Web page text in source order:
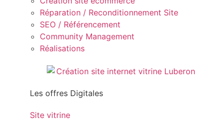
Réparation / Reconditionnement Site
SEO / Référencement
Community Management
Réalisations
Les offres Digitales
Site vitrine